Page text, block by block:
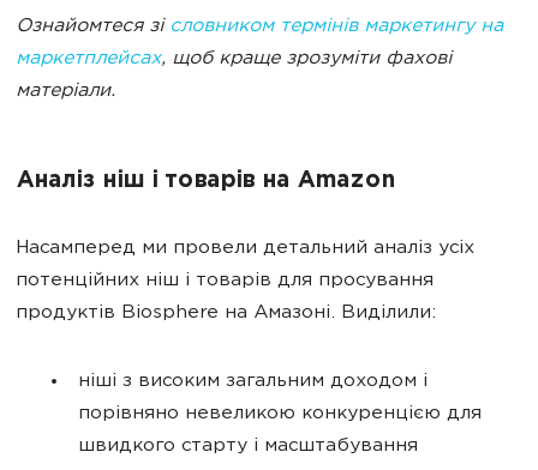
Ознайомтеся зі словником термінів маркетингу на
маркетплейсах, щоб краще зрозуміти фахові
матеріали.
Аналіз ніш і товарів на Amazon
Насамперед ми провели детальний аналіз усіх
потенційних ніш і товарів для просування
продуктів Biosphere на Амазоні. Виділили:
ніші з високим загальним доходом і
порівняно невеликою конкуренцією для
швидкого старту і масштабування